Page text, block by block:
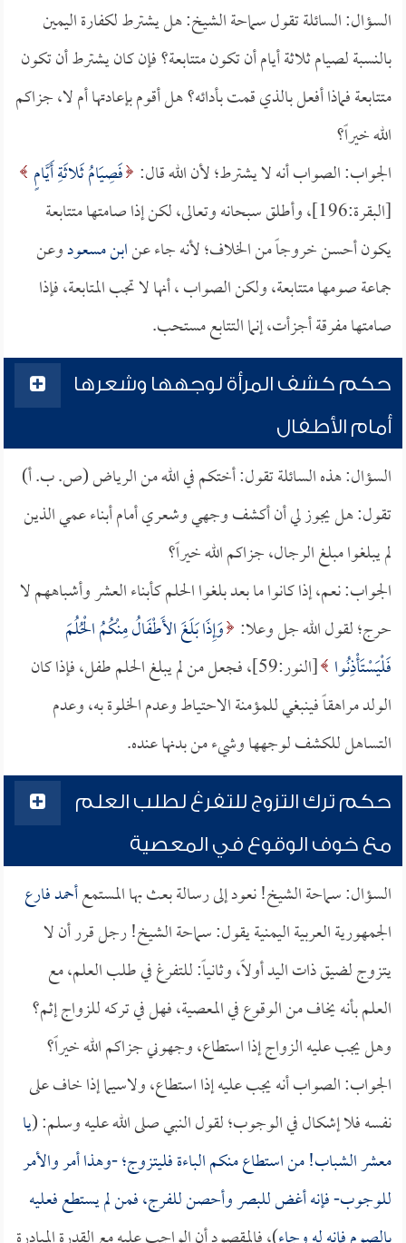
السؤال: السائلة تقول سماحة الشيخ: هل يشترط لكفارة اليمين
بالنسبة لصيام ثلاثة أيام أن تكون متتابعة؟ فإن كان يشترط أن تكون
متتابعة فماذا أفعل بالذي قمت بأدائه؟ هل أقوم بإعادتها أم لا، جزاكم
الله خيراً؟
الجواب: الصواب أنه لا يشترط؛ لأن الله قال: فَصِيَامُ ثَلاثَةِ أَيَّامٍ
[البقرة:196]، وأطلق سبحانه وتعالى، لكن إذا صامتها متتابعة
يكون أحسن خروجاً من الخلاف؛ لأنه جاء عنابن مسعودوعن
جماعة صومها متتابعة، ولكن الصواب ، أنها لا تجب المتابعة، فإذا
صامتها مفرقة أجزأت، إنما التتابع مستحب.
حكم كشف المرأة لوجهها وشعرها
أمام الأطفال
السؤال: هذه السائلة تقول: أختكم في الله من الرياض (ص. ب. أ)
تقول: هل يجوز لي أن أكشف وجهي وشعري أمام أبناء عمي الذين
لم يبلغوا مبلغ الرجال، جزاكم الله خيراً؟
الجواب: نعم، إذا كانوا ما بعد بلغوا الحلم كأبناء العشر وأشباههم لا
حرج؛ لقول الله جل وعلا: وَإِذَا بَلَغَ الأَطْفَالُ مِنْكُمُ الْحُلُمَ
فَلْيَسْتَأْذِنُوا
[النور:59]، فجعل من لم يبلغ الحلم طفل، فإذا كان
الولد مراهقاً فينبغي للمؤمنة الاحتياط وعدم الخلوة به، وعدم
التساهل للكشف لوجهها وشيء من بدنها عنده.
حكم ترك التزوج للتفرغ لطلب العلم
مع خوف الوقوع في المعصية
السؤال: سماحة الشيخ! نعود إلى رسالة بعث بها المستمعأحمد فارع
الجمهورية العربية اليمنية يقول: سماحة الشيخ! رجل قرر أن لا
يتزوج لضيق ذات اليد أولاً، وثانياً: للتفرغ في طلب العلم، مع
العلم بأنه يخاف من الوقوع في المعصية، فهل في تركه للزواج إثم؟
وهل يجب عليه الزواج إذا استطاع، وجهوني جزاكم الله خيراً؟
الجواب: الصواب أنه يجب عليه إذا استطاع، ولاسيما إذا خاف على
نفسه فلا إشكال في الوجوب؛ لقول النبي صلى الله عليه وسلم: (يا
معشر الشباب! من استطاع منكم الباءة فليتزوج؛ -وهذا أمر والأمر
للوجوب- فإنه أغض للبصر وأحصن للفرج، فمن لم يستطع فعليه